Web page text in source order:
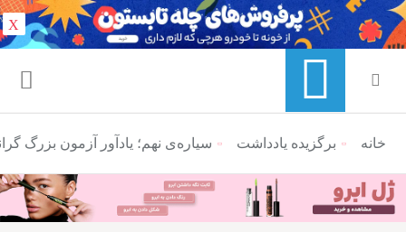
منوی ناوبری خرده نان
خانه برگزیده یادداشت سیاره‌ی نهم؛ یاد‌آور آزمون‌ بزرگ
X